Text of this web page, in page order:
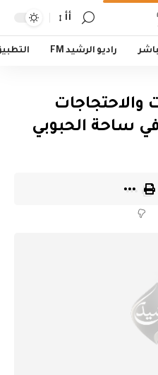
أأ
راديو الرشيد FM
والاحتجاجات
ساحة الحبوبي